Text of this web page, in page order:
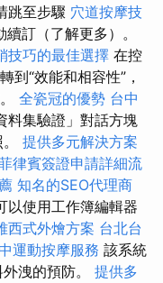
跳至步驟 穴道按摩技
訂（了解更多）。
技巧的最佳選擇 在控
到“效能和相容性”，
全瓷冠的優勢 台中
料集驗證」對話方塊
提供多元解決方案
律賓簽證申請詳細流
知名的SEO代理商
以使用工作簿編輯器
西式外燴方案 台北台
運動按摩服務 該系統
洩的預防。 提供多